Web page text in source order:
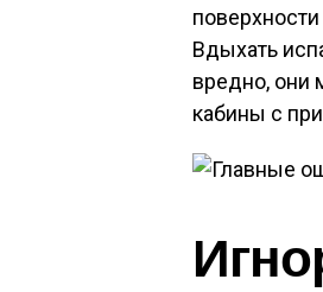
Вдыхать
вредно, они
кабины с